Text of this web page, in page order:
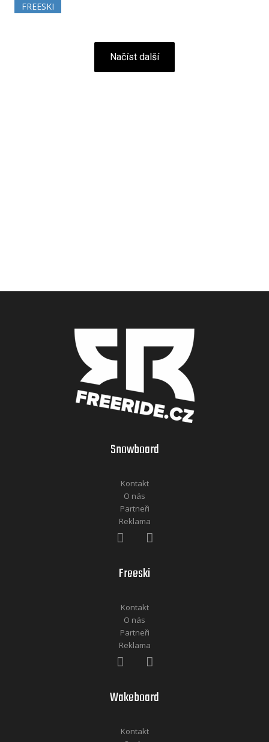
FREESKI
Načíst další
Snowboard
Kontakt
O nás
Partneři
Reklama
Freeski
Kontakt
O nás
Partneři
Reklama
Wakeboard
Kontakt